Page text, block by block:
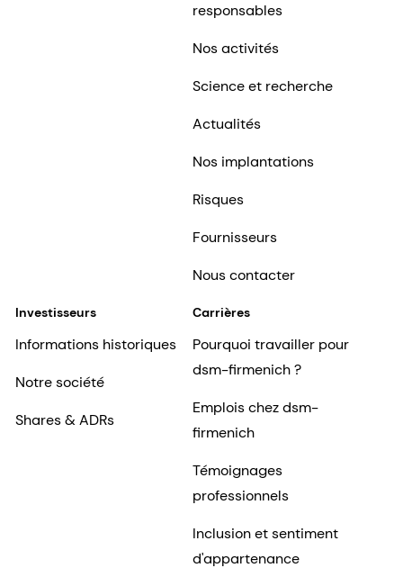
responsables
Nos activités
Science et recherche
Actualités
Nos implantations
Risques
Fournisseurs
Nous contacter
Investisseurs
Informations historiques
Notre société
Shares & ADRs
Carrières
Pourquoi travailler pour
dsm-firmenich ?
Emplois chez dsm-
firmenich
Témoignages
professionnels
Inclusion et sentiment
d'appartenance